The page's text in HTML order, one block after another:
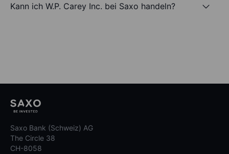
Kann ich W.P. Carey Inc. bei Saxo handeln?
Saxo Bank (Schweiz) AG
The Circle 38
CH-8058